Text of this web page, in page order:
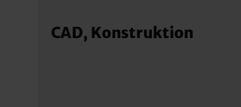
CAD, Konstruktion